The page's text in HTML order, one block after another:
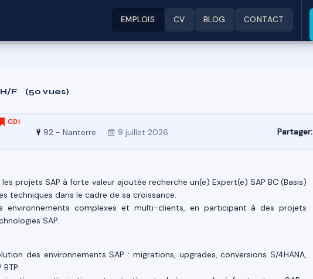
EMPLOIS CV BLOG CONTACT
F (50 vues)
CDI
92 - Nanterre 9 juillet 2026 Partager:
projets SAP à forte valeur ajoutée recherche un(e) Expert(e) SAP BC (Basis)
techniques dans le cadre de sa croissance.
environnements complexes et multi-clients, en participant à des projets
SAP.
des environnements SAP : migrations, upgrades, conversions S/4HANA,